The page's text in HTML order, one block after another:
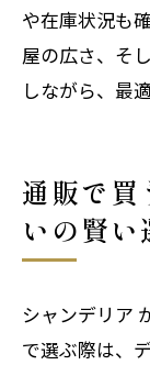
や在庫状況も
屋の広さ、そ
しながら、最
通販で買
いの賢
シャンデリア
で選ぶ際は、